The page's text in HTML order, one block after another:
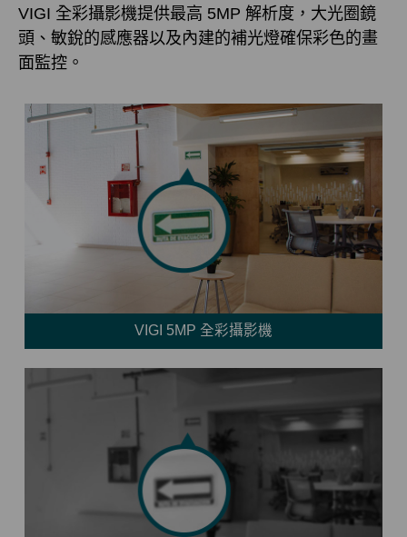
VIGI 全彩攝影機提供最高 5MP 解析度，大光圈鏡
頭、敏銳的感應器以及內建的補光燈確保彩色的畫
面監控。
VIGI 5MP 全彩攝影機